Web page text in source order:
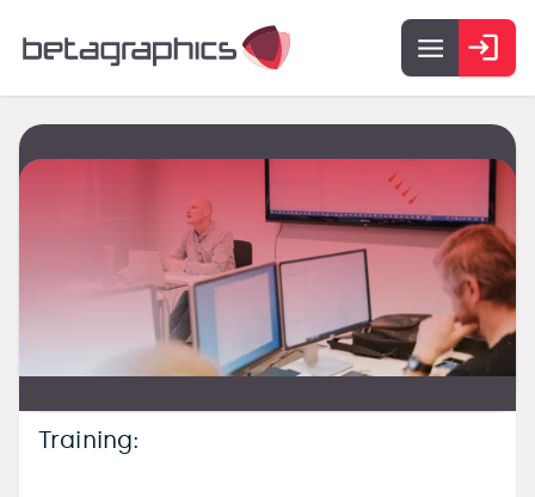
Training: